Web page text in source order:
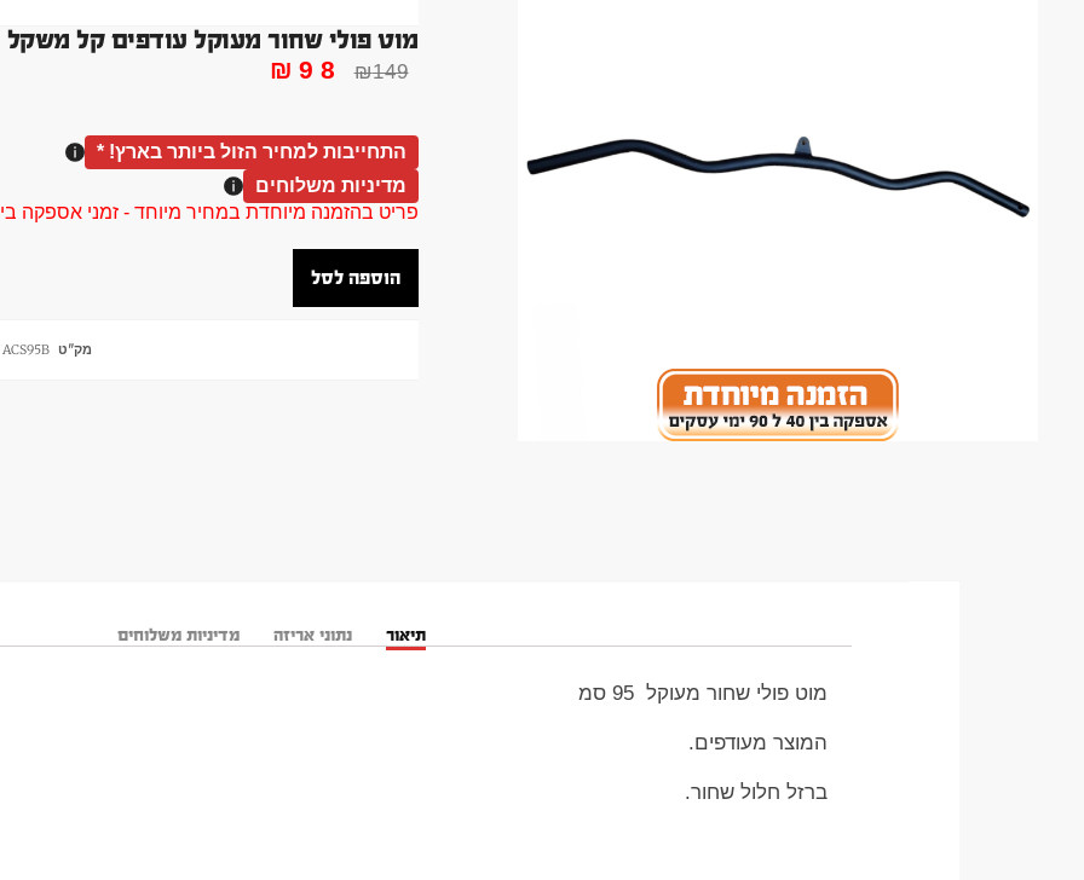
מוט פולי שחור מעוקל עודפים קל משקל 95 סמ
₪149
₪98
התחייבות למחיר הזול ביותר בארץ! *
מדיניות משלוחים
פריט בהזמנה מיוחדת במחיר מיוחד - זמני אספקה בין 40 ל 90 ימי עסקים צור קשר
הוספה לסל
מק"ט ACS95B
תיאור נתוני אריזה מדיניות משלוחים
מוט פולי שחור מעוקל 95 סמ
המוצר מעודפים.
ברזל חלול שחור.